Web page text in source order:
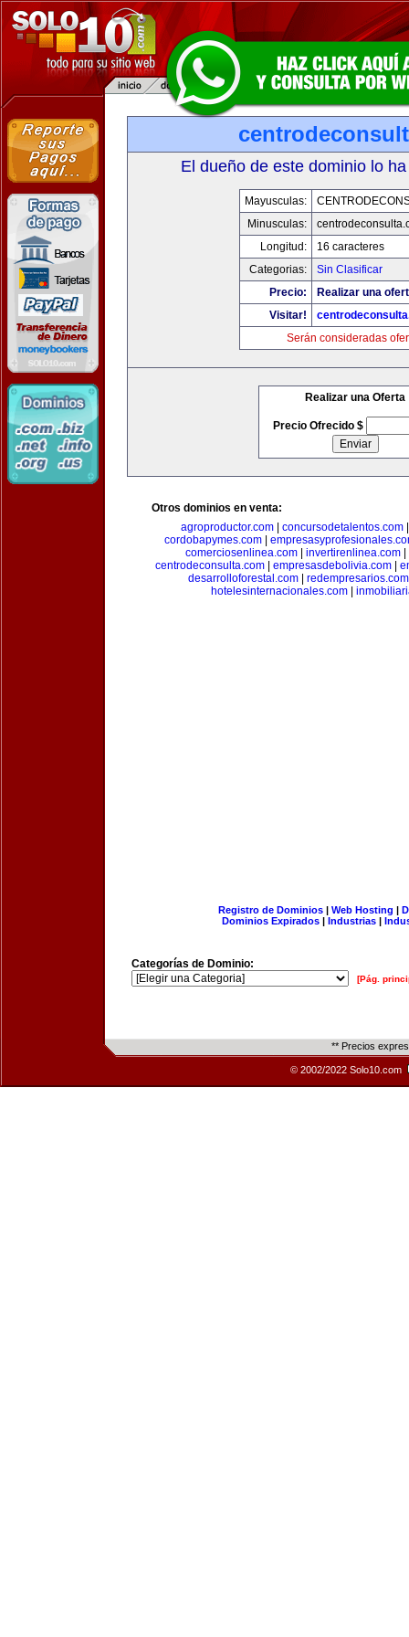
El dueño de este dominio lo
Mayusculas:
Minusculas:
Longitud:
16 caracteres
Categorias:
Sin Clasificar
Precio:
Realizar una
Visitar!
Serán consideradas
Realizar una Oferta
Precio Ofrecido $
Otros dominios en venta:
agroproductor.com
concursodetalentos.com
cordobapymes.com|
comerciosenlinea.com
invertirenlinea.com
centrodeconsulta.com
empresasdebolivia.com
desarrolloforestal.com| redempresarios.com
hotelesinternacionales.com|
Registro de Dominios| Web Hosting |
Dominios Expirados | Industrias |
Categorías de Dominio:
[Pág.
** Precios
© 2002/2022 Solo10.com